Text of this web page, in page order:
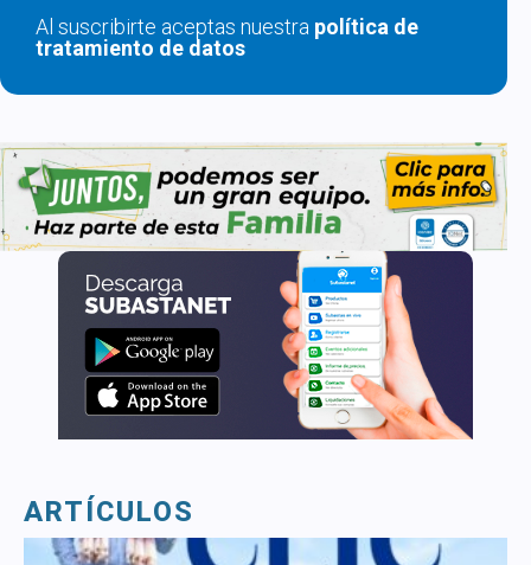
Al suscribirte aceptas nuestra política de
tratamiento de datos
ARTÍCULOS